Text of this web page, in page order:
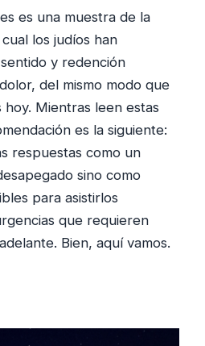
es una muestra de la
los judíos han
y redención
del mismo modo que
Mientras leen estas
es la siguiente:
respuestas como un
sino como
para asistirlos
que requieren
Bien, aquí vamos.